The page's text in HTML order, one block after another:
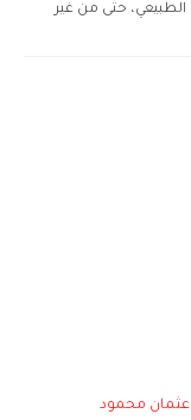
حتى من غير
عثمان محمود